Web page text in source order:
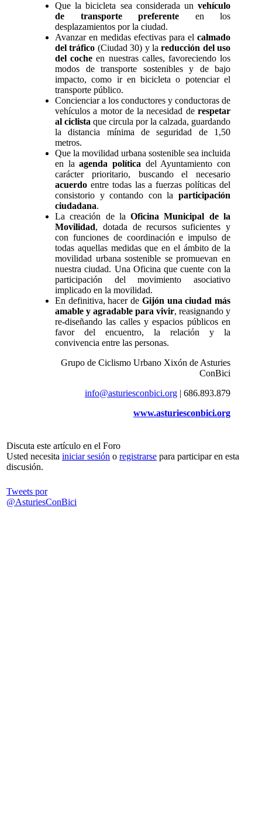
Que la bicicleta sea considerada un vehículo
de transporte preferente en los
desplazamientos por la ciudad.
Avanzar en medidas efectivas para el calmado
del tráfico (Ciudad 30) y lareducción del uso
del coche en nuestras calles, favoreciendo los
modos de transporte sostenibles y de bajo
impacto, como ir en bicicleta o potenciar el
transporte público.
Concienciar a los conductores y conductoras de
vehículos a motor de la necesidad de respetar
al ciclista que circula por la calzada, guardando
la distancia mínima de seguridad de 1,50
metros.
Que la movilidad urbana sostenible sea incluida
en laagenda política del Ayuntamiento con
carácter prioritario, buscando el necesario
acuerdo entre todas las a fuerzas políticas del
consistorio y contando con la participación
ciudadana.
La creación de laOficina Municipal de la
Movilidad, dotada de recursos suficientes y
con funciones de coordinación e impulso de
todas aquellas medidas que en el ámbito de la
movilidad urbana sostenible se promuevan en
nuestra ciudad. Una Oficina que cuente con la
participación del movimiento asociativo
implicado en la movilidad.
En definitiva, hacer de Gijón una ciudad más
amable y agradable para vivir, reasignando y
re-diseñando las calles y espacios públicos en
favor del encuentro, la relación y la
convivencia entre las personas.
Grupo de Ciclismo Urbano Xixón de Asturies
ConBici
info@asturiesconbici.org | 686.893.879
www.asturiesconbici.org
Discuta este artículo en el Foro
Usted necesita iniciar sesión o registrarse para participar en esta
discusión.
Tweets por
@AsturiesConBici